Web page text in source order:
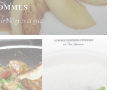
Négrevergne